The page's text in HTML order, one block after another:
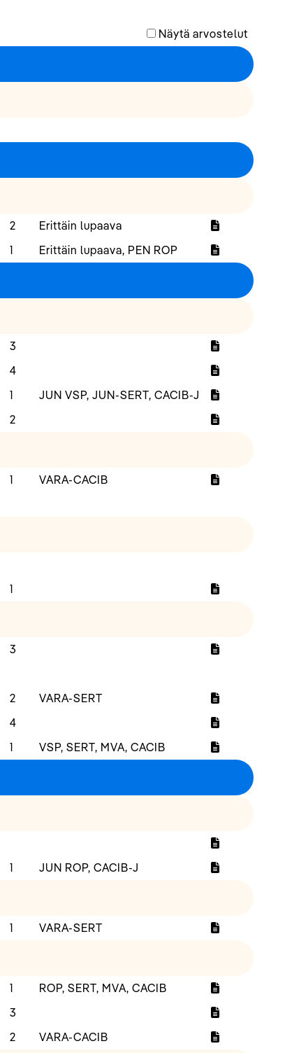
Näytä arvostelut
2
Erittäin lupaava
1 Erittäin lupaava, PEN ROP
3
4
1
JUN VSP, JUN-SERT, CACIB-J
2
1
VARA-CACIB
1
3
2
VARA-SERT
4
1 VSP, SERT, MVA, CACIB
1 JUN ROP, CACIB-J
1 VARA-SERT
1
ROP, SERT, MVA, CACIB
3
2 VARA-CACIB